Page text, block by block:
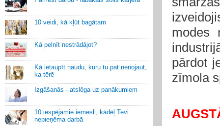
10 veidi, kā kļūt bagātam
Kā pelnīt nestrādājot?
Kā ietaupīt naudu, kuru tu pat nenojaut,
ka tērē
Izgāšanās - atslēga uz panākumiem
10 iespējamie iemesli, kādēļ Tevi
nepieņēma darbā
modes
pārdot
zīmola